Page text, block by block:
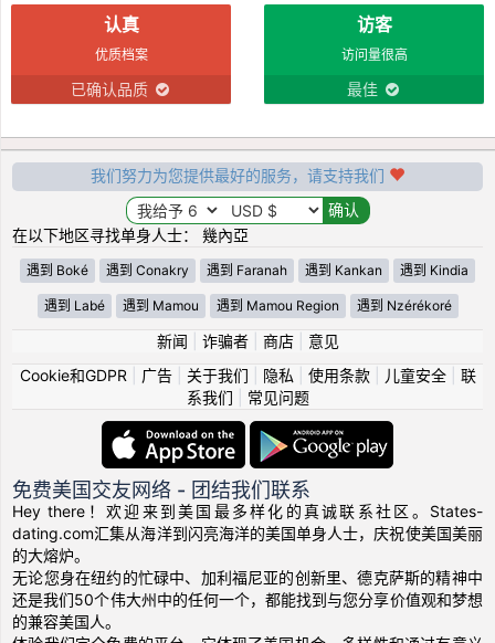
认真
优质档案
已确认品质
访客
访问量很高
最佳
我们努力为您提供最好的服务，请支持我们
在以下地区寻找单身人士： 幾內亞
遇到 Boké 遇到 Conakry 遇到 Faranah 遇到 Kankan 遇到 Kindia
遇到 Labé 遇到 Mamou 遇到 Mamou Region 遇到 Nzérékoré
新闻 诈骗者| 商店| 意见
Cookie和GDPR
广告| 关于我们 隐私 使用条款| 儿童安全| 联
系我们
常见问题
免费美国交友网络 - 团结我们联系
Hey there！欢迎来到美国最多样化的真诚联系社区。States-
dating.com汇集从海洋到闪亮海洋的美国单身人士，庆祝使美国美丽
的大熔炉。
无论您身在纽约的忙碌中、加利福尼亚的创新里、德克萨斯的精神中
还是我们50个伟大州中的任何一个，都能找到与您分享价值观和梦想
的兼容美国人。